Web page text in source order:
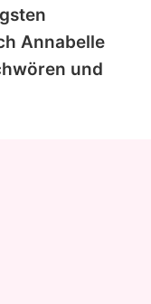
Annabelle
und